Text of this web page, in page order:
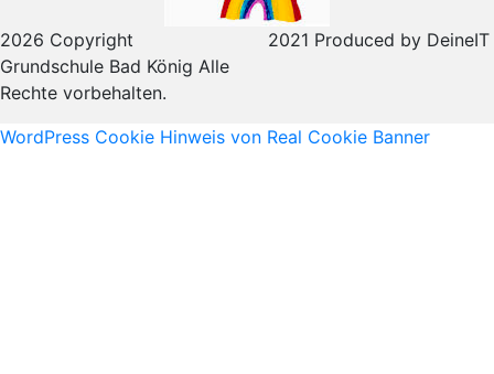
2026 Copyright
Grundschule Bad König Alle
Rechte vorbehalten.
2021 Produced by DeineIT
WordPress Cookie Hinweis von Real Cookie Banner